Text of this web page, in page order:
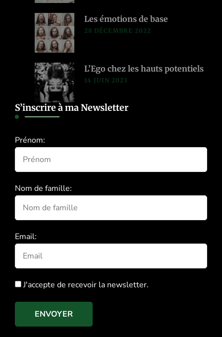
Les émotions de base
28 DÉCEMBRE 2022
L’Ego chez les hauts potentiels
14 JUIN 2023
S’inscrire à ma Newsletter
Prénom:
Nom de famille:
Email:
J'accepte de recevoir la newsletter.
ENVOYER